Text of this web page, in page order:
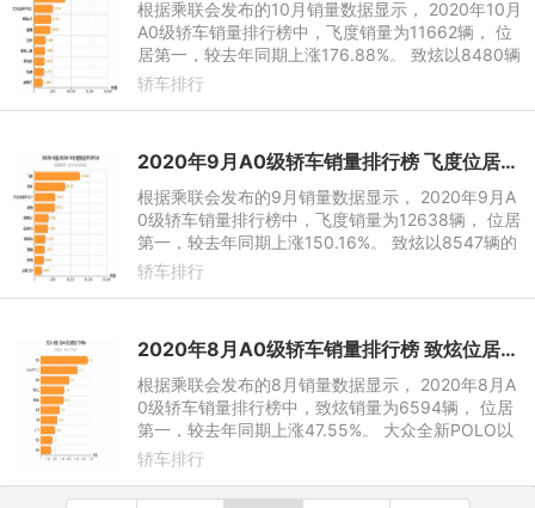
根据乘联会发布的10月销量数据显示， 2020年10月
A0级轿车销量排行榜中，飞度销量为11662辆， 位
居第一，较去年同期上涨176.88%。 致炫以8480辆
的销量位居第二，较去年同期上涨68.19%，本年累
轿车排行
2020年9月A0级轿车销量排行榜 飞度位居第一
根据乘联会发布的9月销量数据显示， 2020年9月A
0级轿车销量排行榜中，飞度销量为12638辆， 位居
第一，较去年同期上涨150.16%。 致炫以8547辆的
销量位居第二，较去年同期上涨35.17%，本年累计
轿车排行
2020年8月A0级轿车销量排行榜 致炫位居第一
根据乘联会发布的8月销量数据显示， 2020年8月A
0级轿车销量排行榜中，致炫销量为6594辆， 位居
第一，较去年同期上涨47.55%。 大众全新POLO以
5180辆的销量位居第二，较去年同期下降5.51%，
轿车排行